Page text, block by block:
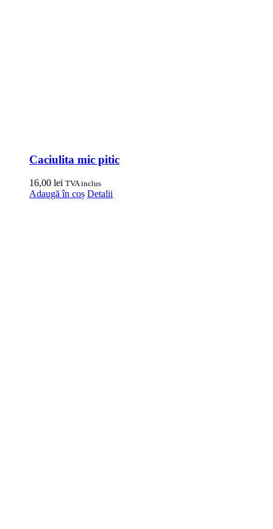
Caciulita mic pitic
16,00 lei TVA inclus
Adaugă în coș Detalii